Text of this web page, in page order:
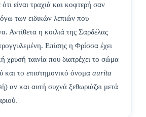
είναι τραχιά και κοφτερή σαν
των ειδικών λεπιών που
Αντίθετα η κοιλιά της Σαρδέλας
Επίσης η Φρίσσα έχει
χρυσή ταινία που διατρέχει το σώμα
και το επιστημονικό όνομα aurita
αν και αυτή συχνά ξεθωριάζει μετά